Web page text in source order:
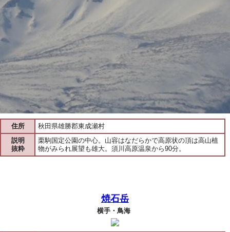
住所
秋田県雄勝郡東成瀬村
説明
抜粋
栗駒国定公園の中心。山容はなだらかで高原状の頂は高山植
物がみられ展望も雄大。須川高原温泉から90分。
焼石岳
横手・鳥海